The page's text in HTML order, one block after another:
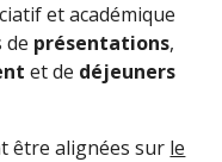
et académique
présentations,
et de déjeuners
être alignées sur le